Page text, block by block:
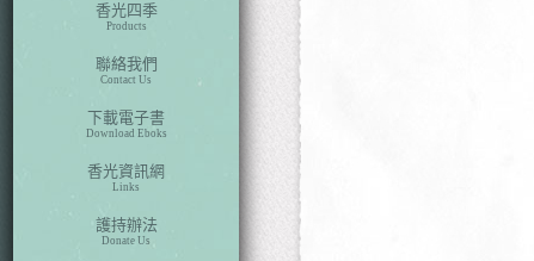
香光四季
Products
聯絡我們
Contact Us
下載電子書
Download Eboks
香光資訊網
Links
護持辦法
Donate Us